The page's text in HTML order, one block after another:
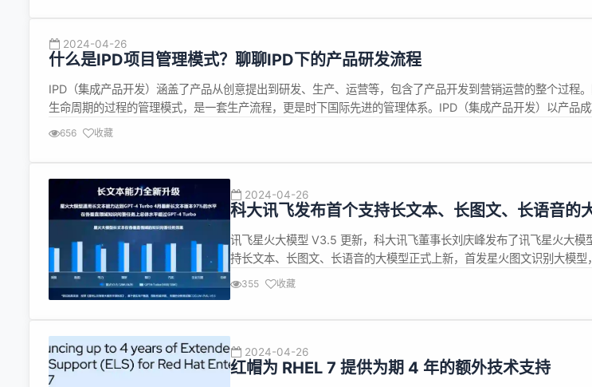
2024-04-26
什么是IPD项目管理模式？聊聊IPD下的产品研发流程
IPD（集成产品开发）涵盖了产品从创意提出到研发、生产、运营等，包含了产品开发到营销运营的整个过程。
生命周期的过程的管理模式，是一套生产流程，更是时下国际先进的管理体系。IPD（集成产品开发）以产品
目标，通过构建一套科学、持续、稳定、可重复、高质量的管理模式。 引入IPD（集成产品开发）模式可以从
656 收藏
2024-04-26
科大讯飞发布首个支持长文本、长图文、长语音的
讯飞星火大模型 V3.5 更新，科大讯飞董事长刘庆峰发布了讯飞星火大模
持长文本、长图文、长语音的大模型正式上新，首发星火图文识别大模型
类型海量知识，行业场景下的回答更专业、更精准。 星火合同助手首次
355 收藏
2024-04-26
红帽为 RHEL 7 提供为期 4 年的额外技术支持